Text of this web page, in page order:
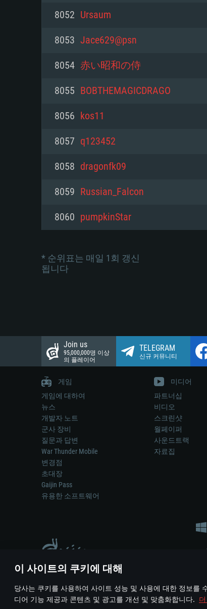
이 사이트의 쿠키에 대해
당사는 쿠키를 사용하여 사이트 성능 및 사용에 대한 정보를
디어 기능 제공과 콘텐츠 및 광고를 개선 및 맞춤화합니다.
운영체제: Windows 10 (64 bit)
프로세서: 2.2 GHz 듀얼코어
메모리: 4GB
그래픽 카드: DirectX 11 이상
해상도: 720p
네트워크: 브로드밴드 인터넷
여유 저장 공간: 22.1 GB (최
운영체제: Mac OS Big Sur 11.0
프로세서: 최소 2.2 GHz의
원하지 않습니다)
(Mac), 혹은 이와 비슷한 성
의 AMD/Nvidia. 최소 해상도:
네트워크: 브로드밴드 인터넷
여유 저장 공간: 22.1 GB (최
운영체제: 64bit Linux 중 최신
프로세서: 2.4 GHz 듀얼코어
메모리: 4 GB
그래픽 카드: Vulkan 을 지원
와 동급의 성능을 가지며 최
지원하는 AMD (6개월 미만;
8052 Ursaum
8053 Jace629@psn
8054 赤い昭和の侍
8055 BOBTHEMAGICDRAGO
8056 kos11
8057 q123452
8058 dragonfk09
8059 Russian_Falcon
8060 pumpkinStar
* 순위표는 매일 1회 갱신
됩니다
Join us
95,000,000명 이상
의 플레이어
TELEGRAM
신규 커뮤니티
게임
게임에 대하여
뉴스
개발자 노트
군사 장비
질문과 답변
War Thunder Mobile
변경점
초대장
Gaijin Pass
유용한 소프트웨어
미디어
파트너십
비디오
스크린샷
월페이퍼
사운드트랙
자료집
게임 에서 어떠한 현실의 무기나 차량을 묘사하는 것
© 2011—2026 Gaijin Games Kft. All trademarks, logos
이용 약관 이용 약관